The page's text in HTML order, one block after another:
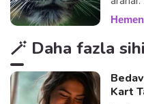
🪄 Daha fazla
Kart